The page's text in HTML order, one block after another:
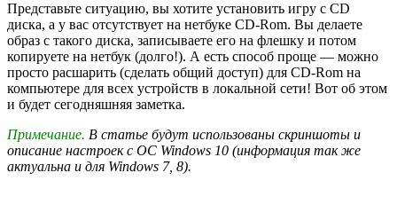
Представьте ситуацию, вы хотите установить игру с CD
диска, а у вас отсутствует на нетбуке CD-Rom. Вы делаете
образ с такого диска, записываете его на флешку и потом
копируете на нетбук (долго!). А есть способ проще — можно
просто расшарить (сделать общий доступ) для CD-Rom на
компьютере для всех устройств в локальной сети! Вот об этом
и будет сегодняшняя заметка.
Примечание. В статье будут использованы скриншоты и
описание настроек с ОС Windows 10 (информация так же
актуальна и для Windows 7, 8).